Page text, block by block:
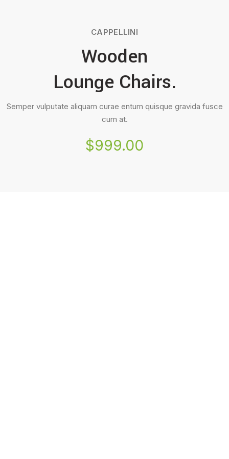
CAPPELLINI
Wooden
Lounge Chairs.
Semper vulputate aliquam curae entum quisque gravida fusce
cum at.
$999.00